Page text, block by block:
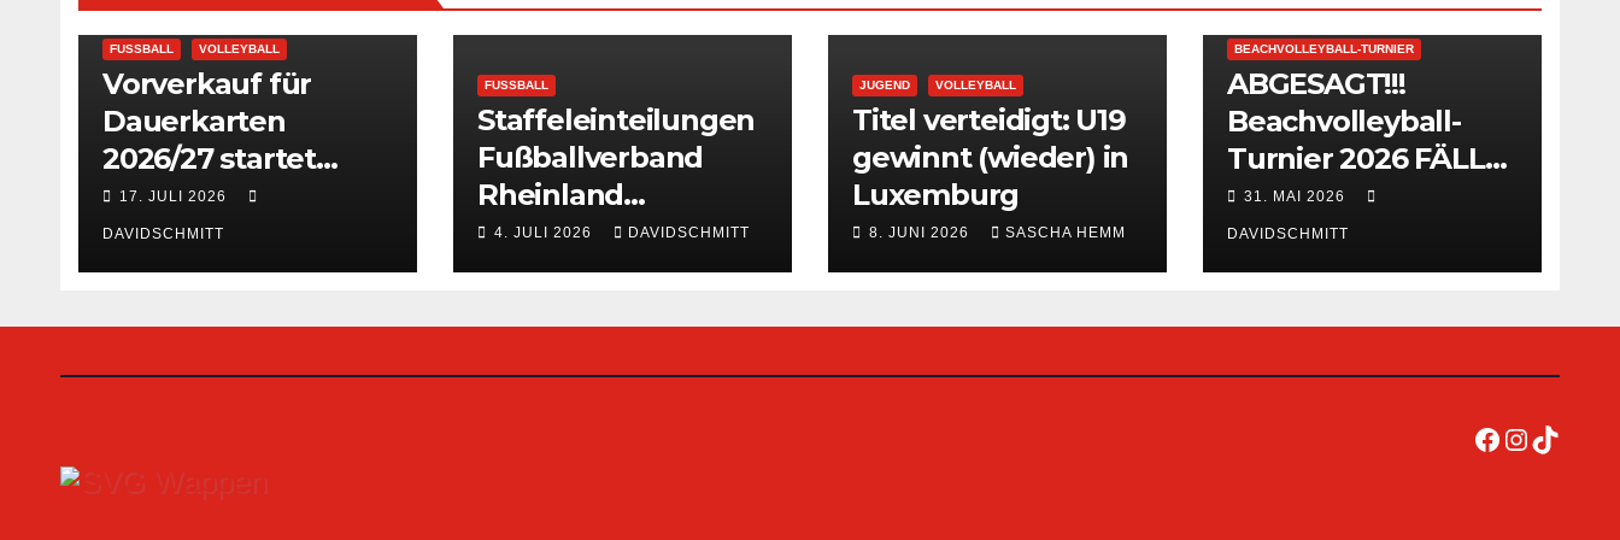
FUSSBALL VOLLEYBALL
Vorverkauf für
Dauerkarten
2026/27 startet
sofort
17. JULI 2026
DAVIDSCHMITT
FUSSBALL
Staffeleinteilungen
Fußballverband
Rheinland
veröffentlicht
4. JULI 2026 DAVIDSCHMITT
JUGEND VOLLEYBALL
Titel verteidigt: U19
gewinnt (wieder) in
Luxemburg
8. JUNI 2026 SASCHA HEMM
BEACHVOLLEYBALL-TURNIER
ABGESAGT!!!
Beachvolleyball-
Turnier 2026 FÄLLT
AUS!
31. MAI 2026
DAVIDSCHMITT
Facebook
TikTok